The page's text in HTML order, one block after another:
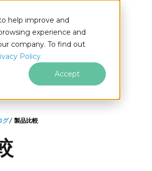
help improve and
experience and
company. To find out
Policy.
Accept
スキップ
グ 製品比較